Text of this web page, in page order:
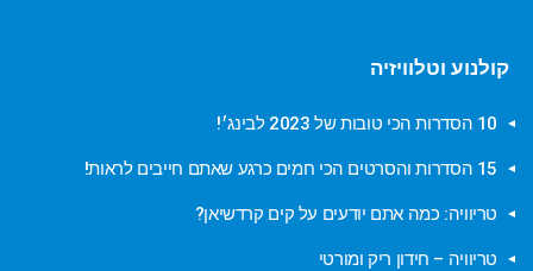
קולנוע וטלוויזיה
10 הסדרות הכי טובות של 2023 לבינג׳!
15 הסדרות והסרטים הכי חמים כרגע שאתם חייבים לראות!
טריוויה: כמה אתם יודעים על קים קרדשיאן?
טריוויה – חידון ריק ומורטי